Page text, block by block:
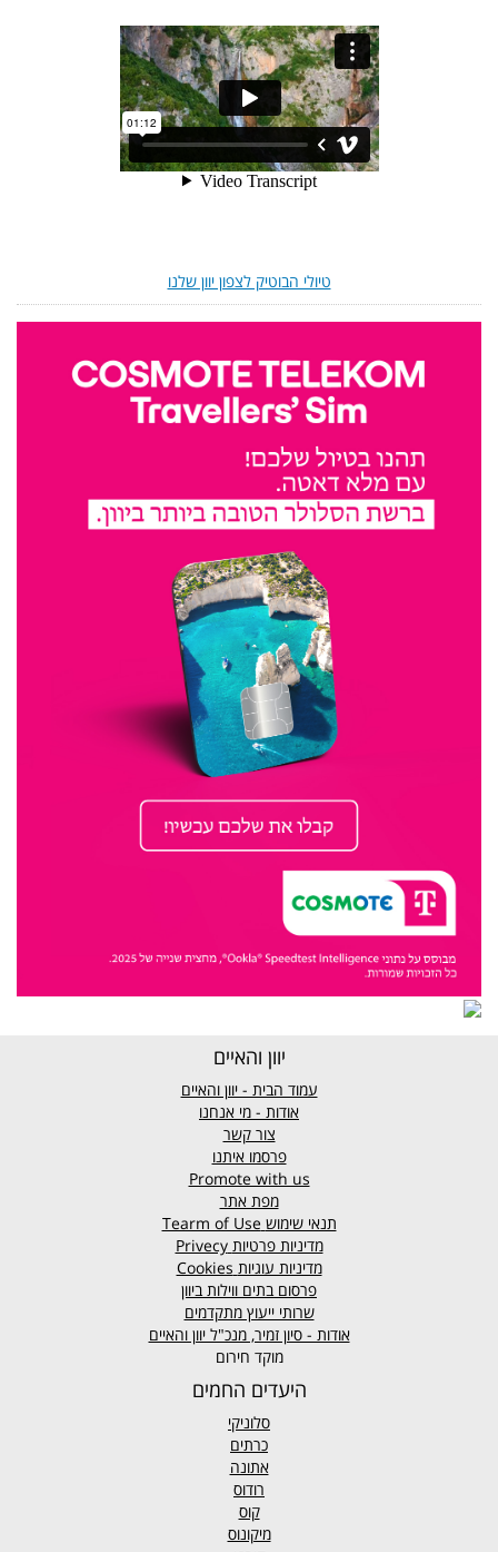
טיולי הבוטיק לצפון יוון שלנו
יוון והאיים
עמוד הבית - יוון והאיים
אודות - מי אנחנו
צור קשר
פרסמו איתנו
Promote with us
מפת אתר
תנאי שימוש
מדיניות פרטיות Privecy
מדיניות עוגיות Cookies
פרסום בתים ווילות ביוון
שרותי ייעוץ מתקדמים
אודות - סיון זמיר, מנכ"ל יוון והאיים
מוקד חירום
היעדים החמים
סלוניקי
כרתים
אתונה
רודוס
קוס
מיקונוס